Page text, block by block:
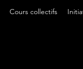
Cours collectifs